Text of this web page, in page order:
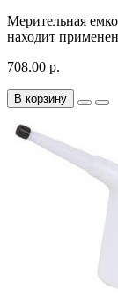
Мерительная
находит
708.00 р.
В корзину